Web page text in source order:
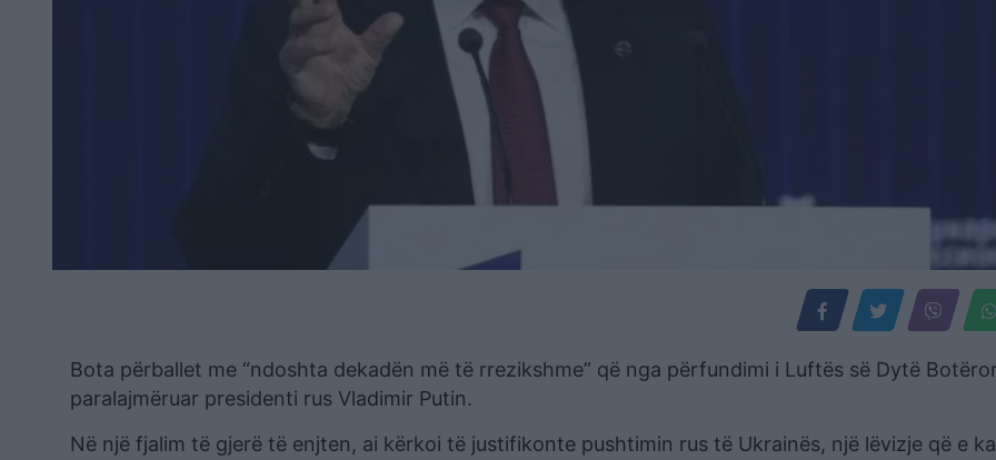
Bota përballet me “ndoshta dekadën më të rrezikshme” që nga përfundimi i Luftës së Dytë
paralajmëruar presidenti rus Vladimir Putin.
Në një fjalim të gjerë të enjten, ai kërkoi të justifikonte pushtimin rus të Ukrainës, një lëvizje që e